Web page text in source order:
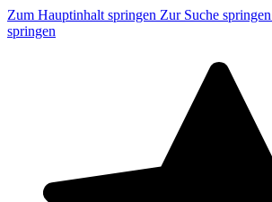
Zum Hauptinhalt springen Zur Suche springen
springen